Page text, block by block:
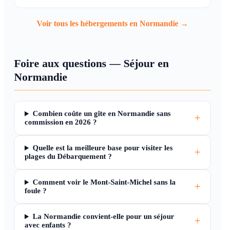
Voir tous les hébergements en Normandie →
Foire aux questions — Séjour en
Normandie
Combien coûte un gîte en Normandie sans
commission en 2026 ?
Quelle est la meilleure base pour visiter les
plages du Débarquement ?
Comment voir le Mont-Saint-Michel sans la
foule ?
La Normandie convient-elle pour un séjour
avec enfants ?